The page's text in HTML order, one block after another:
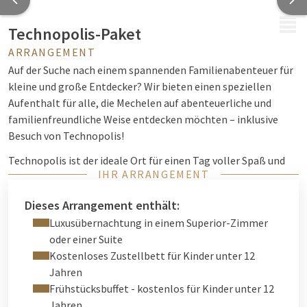
Technopolis-Paket
ARRANGEMENT
Auf der Suche nach einem spannenden Familienabenteuer für
kleine und große Entdecker? Wir bieten einen speziellen
Aufenthalt für alle, die Mechelen auf abenteuerliche und
familienfreundliche Weise entdecken möchten – inklusive
Besuch von Technopolis!
Technopolis ist der ideale Ort für einen Tag voller Spaß und
Entdeckungen mit der ganzen Familie. Erleben Sie selbst, wie
zahlreichen interaktiven Experimenten, Shows und
Workshops. Mit unseremTechnopolis-Paketerhalten Sie
einen Gutschein für 25% Rabatt auf Ihr Eintrittsticket!
Nach einem ereignisreichen Tag in Technopolis können Sie
sich in unseren komfortablen Zimmern entspannen, die alles
bieten, was Sie für einen gelungenen Familienurlaub
IHR ARRANGEMENT
Dieses Arrangement enthält:
Luxusübernachtung in einem Superior-Zimmer
oder einer Suite
Kostenloses Zustellbett für Kinder unter 12
Jahren
Frühstücksbuffet - kostenlos für Kinder unter 12